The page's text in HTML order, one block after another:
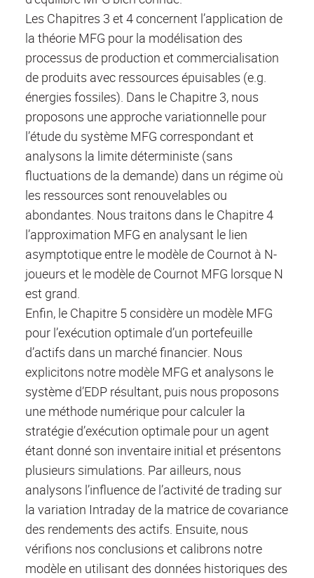
Les Chapitres 3 et 4 concernent l’application de
la théorie MFG pour la modélisation des
processus de production et commercialisation
de produits avec ressources épuisables (e.g.
énergies fossiles). Dans le Chapitre 3, nous
proposons une approche variationnelle pour
l’étude du système MFG correspondant et
analysons la limite déterministe (sans
fluctuations de la demande) dans un régime où
les ressources sont renouvelables ou
abondantes. Nous traitons dans le Chapitre 4
l’approximation MFG en analysant le lien
asymptotique entre le modèle de Cournot à N-
joueurs et le modèle de Cournot MFG lorsque N
est grand.
Enfin, le Chapitre 5 considère un modèle MFG
pour l’exécution optimale d’un portefeuille
d’actifs dans un marché financier. Nous
explicitons notre modèle MFG et analysons le
système d’EDP résultant, puis nous proposons
une méthode numérique pour calculer la
stratégie d’exécution optimale pour un agent
étant donné son inventaire initial et présentons
plusieurs simulations. Par ailleurs, nous
analysons l’influence de l’activité de trading sur
la variation Intraday de la matrice de covariance
des rendements des actifs. Ensuite, nous
vérifions nos conclusions et calibrons notre
modèle en utilisant des données historiques des